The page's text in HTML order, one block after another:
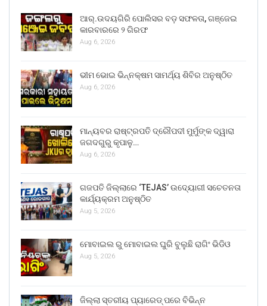
ଆର୍.ଉଦୟଗିରି ପୋଲିସର ବଡ଼ ସଫଳତା, ଗଞ୍ଜେଇ
କାରବାରରେ ୨ ଗିରଫ
Aug 6, 2026
ଭୀମ ଭୋଇ ଭିନ୍ନକ୍ଷମ ସାମର୍ଥ୍ୟ ଶିବିର ଅନୁଷ୍ଠିତ
Aug 6, 2026
ମାନ୍ୟବର ରାଷ୍ଟ୍ରପତି ଦ୍ରୌପଦୀ ମୁର୍ମୁଙ୍କ ଦ୍ୱାରା
ଜଗଦଗୁରୁ କୃପାଳୁ…
Aug 6, 2026
ଗଜପତି ଜିଲ୍ଲାରେ ‘TEJAS’ ଉଦ୍ୟୋଗୀ ସଚେତନତା
କାର୍ଯ୍ୟକ୍ରମ ଅନୁଷ୍ଠିତ
Aug 5, 2026
ମୋବାଇଲ ରୁ ମୋବାଇଲ ଘୁରି ବୁଲୁଛି ରାଗିଂ ଭିଡିଓ
Aug 5, 2026
ଜିଲ୍ଲା ସ୍ତରୀୟ ପ୍ୟାରେଡ୍ ପରେ ବିଭିନ୍ନ